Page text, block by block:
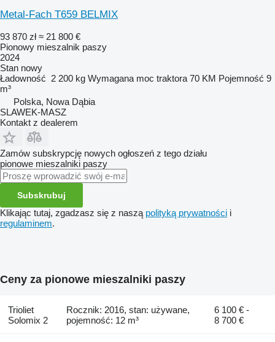
Metal-Fach T659 BELMIX
93 870 zł ≈ 21 800 €
Pionowy mieszalnik paszy
2024
Stan nowy
Ładowność 2 200 kg Wymagana moc traktora 70 KM Pojemność 9
m³
Polska, Nowa Dąbia
SLAWEK-MASZ
Kontakt z dealerem
Zamów subskrypcję nowych ogłoszeń z tego działu
pionowe mieszalniki paszy
Subskrubuj
Klikając tutaj, zgadzasz się z naszą polityką prywatności i
regulaminem.
Ceny za pionowe mieszalniki paszy
Trioliet
Solomix 2
Rocznik: 2016, stan: używane,
pojemność: 12 m³
6 100 € -
8 700 €